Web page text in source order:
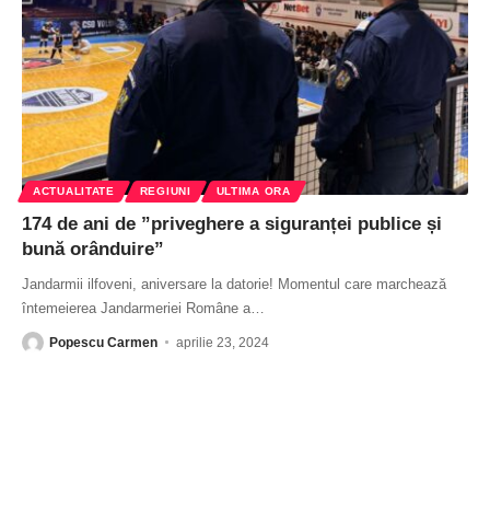
ACTUALITATE REGIUNI ULTIMA ORA
174 de ani de ”priveghere a siguranței publice și
bună orânduire”
Jandarmii ilfoveni, aniversare la datorie! Momentul care marchează
întemeierea Jandarmeriei Române a
Popescu Carmen aprilie 23, 2024